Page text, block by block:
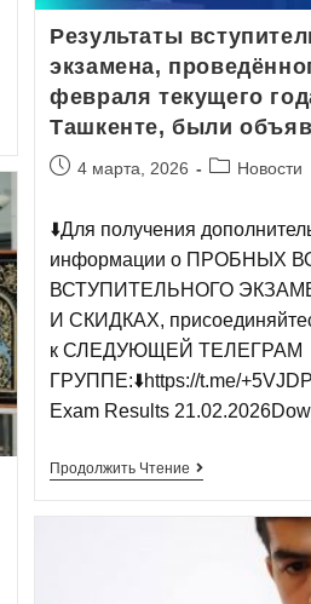
Результаты
экзамена,
февраля текущего
Ташкентe, были
4 марта, 2026 Новости
⬇️Для получения
информации о ПРОБНЫХ
ВСТУПИТЕЛЬНОГО
И СКИДКАХ,
к СЛЕДУЮЩЕЙ ТЕЛЕГРАМ
ГРУППЕ:⬇️https://t.me/
Exam Results
Продолжить Чтение